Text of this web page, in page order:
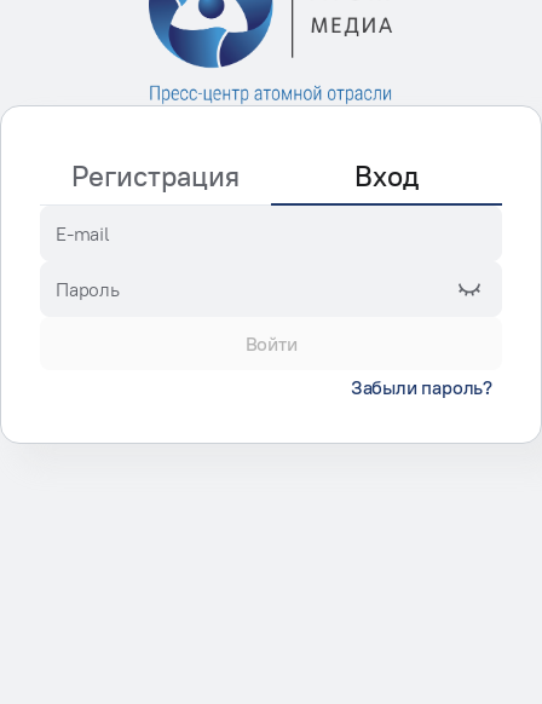
Регистрация Вход
E-mail
Пароль
Войти
Забыли пароль?